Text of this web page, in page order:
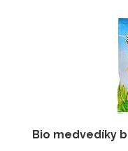
Bio medvedíky